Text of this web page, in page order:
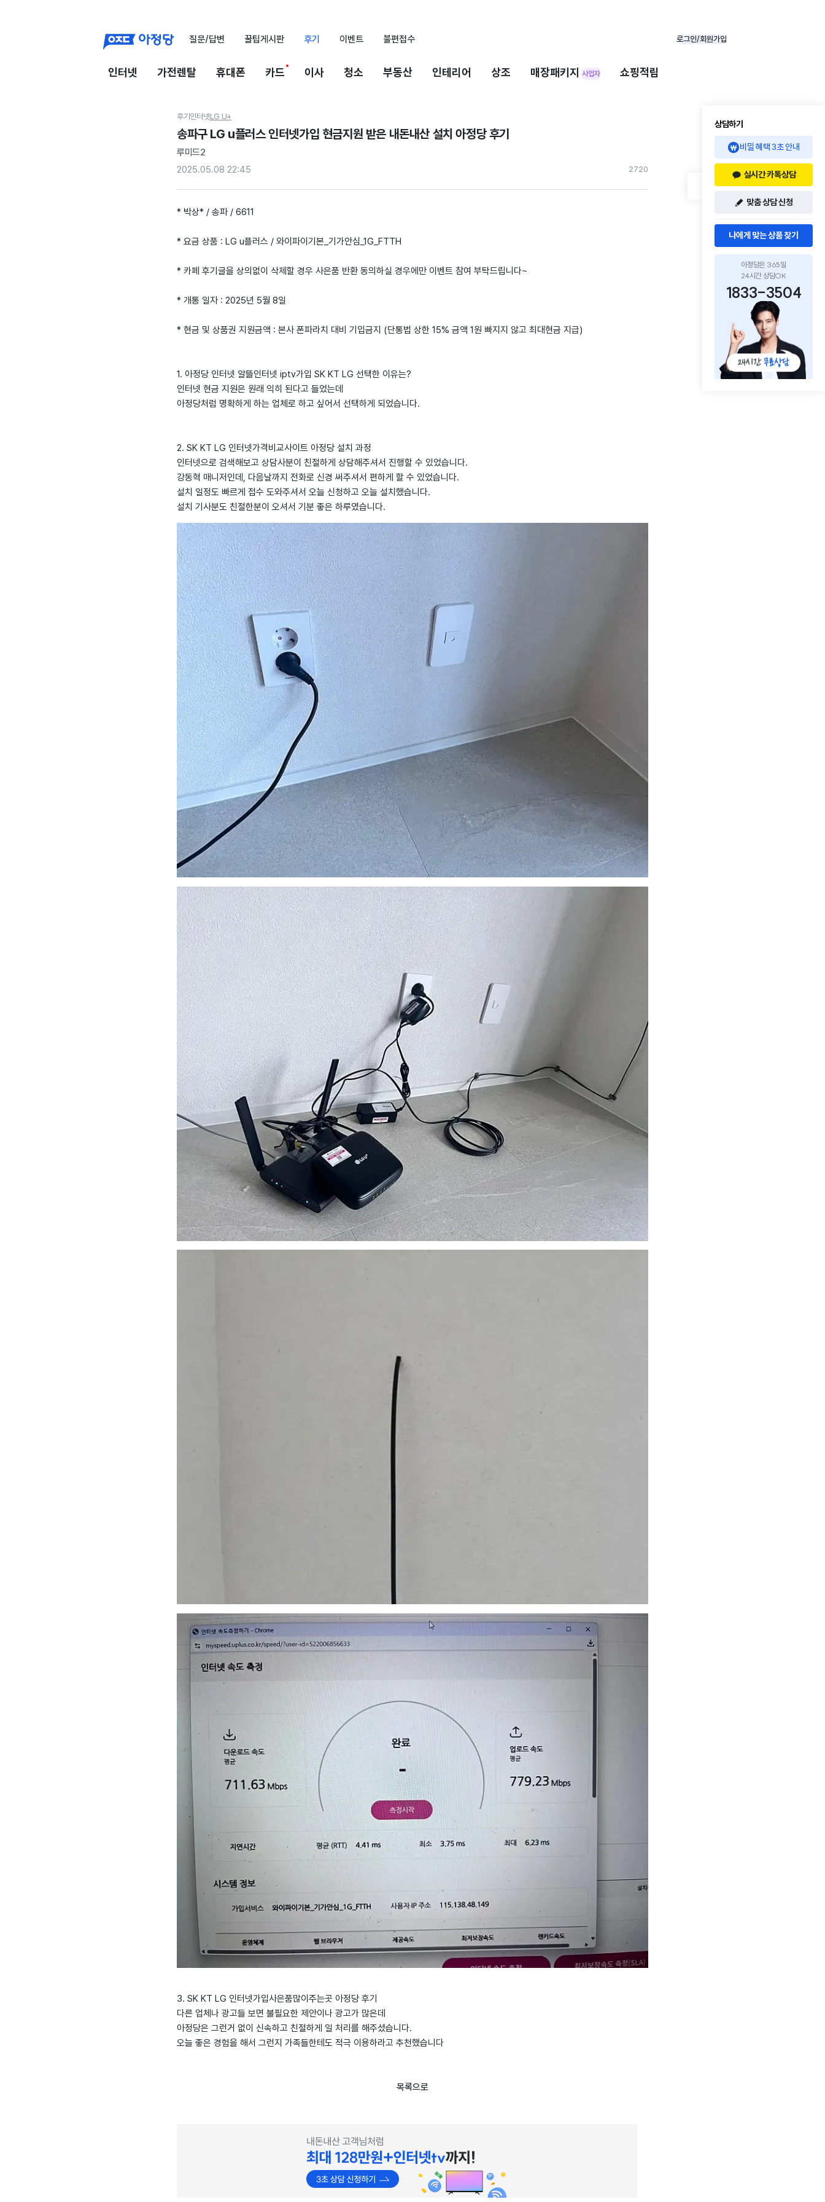
질문/답변 꿀팁게시판 후기 이벤트 불편접수 로그인/회원가입
인터넷 가전렌탈 휴대폰 카드 이사 청소 부동산 인테리어 상조 매장패키지 사업자 쇼핑적립
후기 인터넷LG U+
송파구 LG u플러스 인터넷가입 현금지원 받은 내돈내산 설치 아정당 후기
루미드2
2025.05.08 22:45
2720
* 박상* / 송파 / 6611
* 요금 상품 : LG u플러스 / 와이파이기본_기가안심_1G_FTTH
* 카페 후기글을 상의없이 삭제할 경우 사은품 반환 동의하실 경우에만 이벤트 참여 부탁드립니다~
* 개통 일자 : 2025년 5월 8일
* 현금 및 상품권 지원금액 : 본사 폰파라치 대비 기입금지 (단통법 상한 15% 금액 1원 빠지지 않고 최대현금 지급)
1. 아정당 인터넷 알뜰인터넷 iptv가입 SK KT LG 선택한 이유는?
인터넷 현금 지원은 원래 익히 된다고 들었는데
아정당처럼 명확하게 하는 업체로 하고 싶어서 선택하게 되었습니다.
2. SK KT LG 인터넷가격비교사이트 아정당 설치 과정
인터넷으로 검색해보고 상담사분이 친절하게 상담해주셔서 진행할 수 있었습니다.
강동혁 매니저인데, 다음날까지 전화로 신경 써주셔서 편하게 할 수 있었습니다.
설치 일정도 빠르게 접수 도와주셔서 오늘 신청하고 오늘 설치했습니다.
설치 기사분도 친절한분이 오셔서 기분 좋은 하루였습니다.
3. SK KT LG 인터넷가입사은품많이주는곳 아정당 후기
다른 업체나 광고들 보면 불필요한 제안이나 광고가 많은데
아정당은 그런거 없이 신속하고 친절하게 일 처리를 해주셨습니다.
오늘 좋은 경험을 해서 그런지 가족들한테도 적극 이용하라고 추천했습니다
목록으로
상담하기
비밀 혜택 3초 안내
실시간 카톡상담
맞춤 상담 신청
나에게 맞는 상품 찾기
아정당은 365일
24시간 상담OK
1833-3504